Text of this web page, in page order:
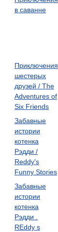
в саванне
Приключения
шестерых
друзей / The
Adventures of
Six Friends
Забавные
истории
котенка
Рэдди /
Reddy's
Funny Stories
Забавные
истории
котенка
Рэдди .
REddy s